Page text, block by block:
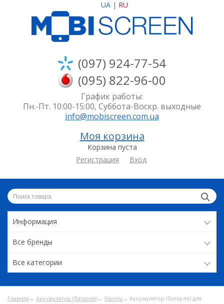
UA | RU
(097) 924-77-54
(095) 822-96-00
График работы:
Пн.-Пт. 10:00-15:00, Суббота-Воскр. выходные
info@mobiscreen.com.ua
Моя корзина
Корзина пуста
Регистрация
Вход
Информация
Все бренды
Все категории
Главная → Аккумулятор (батарея)→ Xiaomi → Аккумулятор (батарея) для